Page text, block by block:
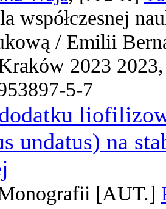
współczesnej
/ Emilii
2023
5-7
undatus) na
[AUT.]